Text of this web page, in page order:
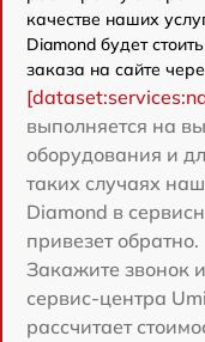
качестве наших
Diamond будет
заказа на сайте
выполняется на
оборудования и
таких случаях
Diamond в
привезет обратно.
Закажите звонок
сервис-центра
рассчитает